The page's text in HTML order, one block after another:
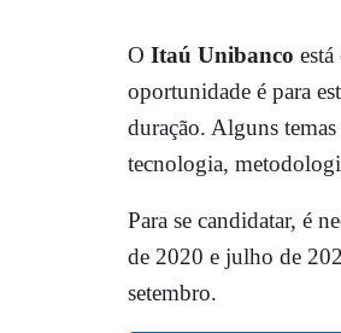
O Itaú Unibanco
oportunidade é para
duração. Alguns
tecnologia,
Para se candidatar, é
de 2020 e julho de
setembro.